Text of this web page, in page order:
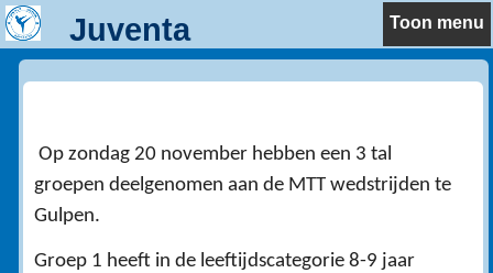
Juventa Toon menu
Op zondag 20 november hebben een 3 tal
groepen deelgenomen aan de MTT wedstrijden te
Gulpen.
Groep 1 heeft in de leeftijdscategorie 8-9 jaar